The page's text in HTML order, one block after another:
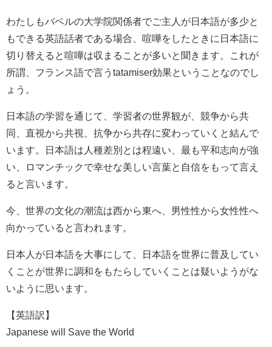
わたしもバベルの大学院関係者でご主人が日本語が多少と
もできる英語話者である場合、喧嘩をしたときに日本語に
切り替えると喧嘩は収まることが多いと聞きます。これが
所謂、フランス語で言うtatamiser効果ということなのでし
ょう。
日本語の学習を通じて、学習者の世界観が、競争から共
同、直視から共視、抗争から共存に変わっていくと結んで
います。日本語は人種差別とは程遠い、最も平和志向が強
い、ロマンチックで幸せな美しい言葉と自信をもって言え
ると言います。
今、世界の文化の潮流は西から東へ、男性性から女性性へ
向かっていると言われます。
日本人が日本語を大事にして、日本語を世界に普及してい
くことが世界に調和をもたらしていくことは疑いようがな
いように思います。
【英語訳】
Japanese will Save the World